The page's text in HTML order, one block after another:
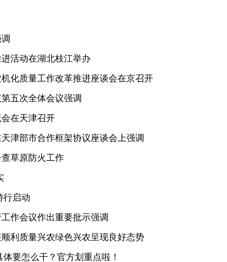
活动在湖北枝江举办
化质量工作改革推进座谈会在京召开
五次全体会议强调
在天津召开
津部市合作框架协议座谈会上强调
草原防火工作
行启动
作会议作出重要批示强调
利质量兴农绿色兴农呈现良好态势
要怎么干？官方划重点啦！